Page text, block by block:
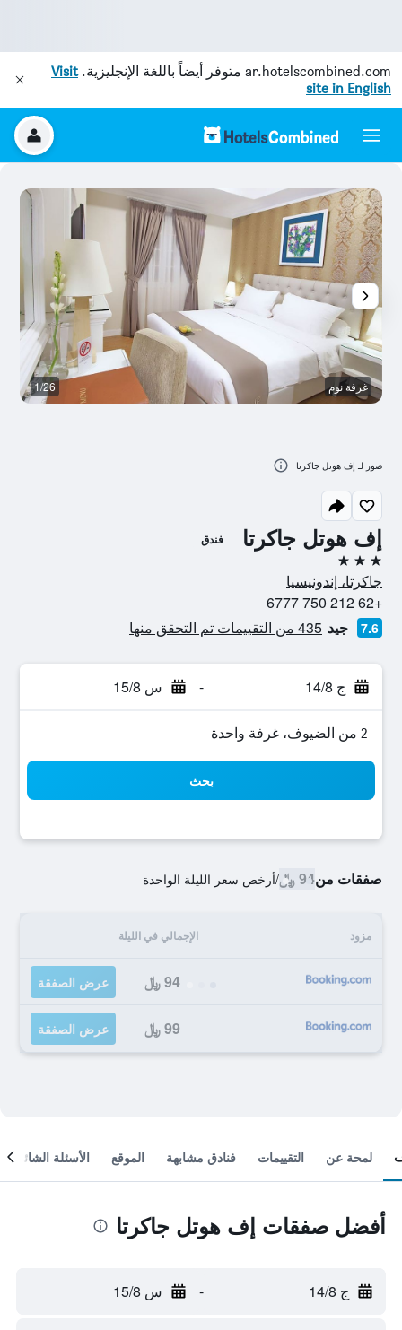
ar.hotelscombined.com متوفر أيضاً باللغة الإنجليزية.Visit
site in English
إف هوتل جاكرتا فندق
3 نجوم
جاكرتا، إندونيسيا
+62 212 750 6777
7.6 جيد 435 من التقييمات تم التحقق منها
ج 14/8 - س 15/8
2 من الضيوف، غرفة واحدة
بحث
صفقات من94 ﷼ /أرخص سعر الليلة الواحدة
مزود الإجمالي في الليلة
94 ﷼ عرض الصفقة
99 ﷼ عرض الصفقة
غرفة نوم 1/26
صور لـ إف هوتل جاكرتا
لمحة عن التقييمات فنادق مشابهة الموقع الأسئلة الشائعة
أفضل صفقات إف هوتل جاكرتا
ج 14/8 - س 15/8